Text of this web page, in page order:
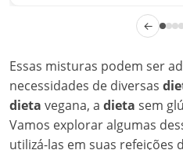
←
Essas misturas podem ser
necessidades de diversas
dieta vegana, a dieta sem
Vamos explorar algumas
utilizá-las em suas refeições